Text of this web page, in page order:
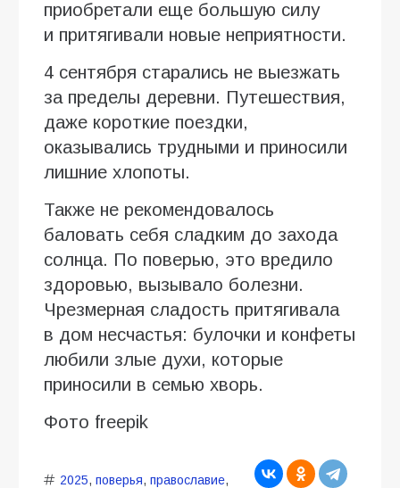
приобретали еще большую силу
и притягивали новые неприятности.
4 сентября старались не выезжать
за пределы деревни. Путешествия,
даже короткие поездки,
оказывались трудными и приносили
лишние хлопоты.
Также не рекомендовалось
баловать себя сладким до захода
солнца. По поверью, это вредило
здоровью, вызывало болезни.
Чрезмерная сладость притягивала
в дом несчастья: булочки и конфеты
любили злые духи, которые
приносили в семью хворь.
Фото freepik
2025, поверья, православие,